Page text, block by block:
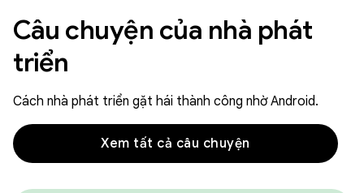
Câu chuyện của nhà phát
triển
Cách nhà phát triển gặt hái thành công nhờ Android.
Xem tất cả câu chuyện